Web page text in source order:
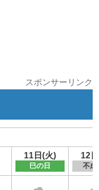
スポンサーリンク
11日(火)
巳の日
12
不成